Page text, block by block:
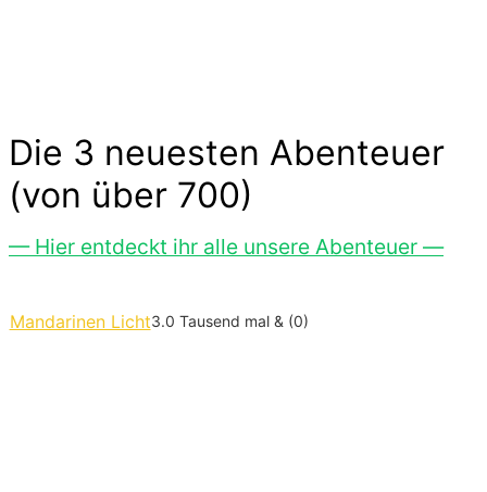
Die 3 neuesten Abenteuer
(von über 700)
— Hier entdeckt ihr alle unsere Abenteuer —
Mandarinen Licht3.0 Tausend mal & (0)